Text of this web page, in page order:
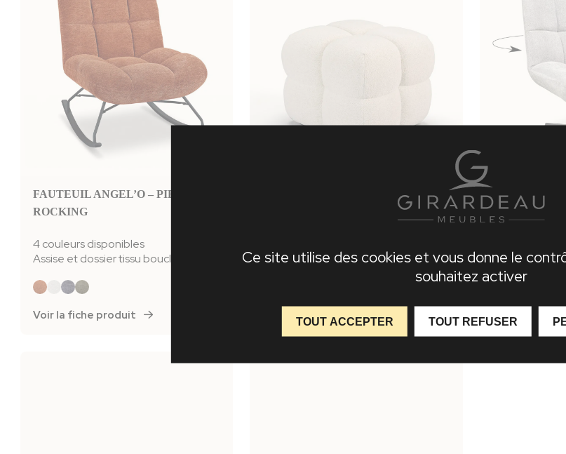
FAUTEUIL ANGEL’O – PIED
ROCKING
4 couleurs disponibles
Assise et dossier tissu bouclé
Voir la fiche produit Voir la fiche produit
FAUTEUIL
2 couleurs
Voir la fiche
Ce site utilise des cookies et vous donne le
souhaitez activer
TOUT ACCEPTER TOUT REFUSER